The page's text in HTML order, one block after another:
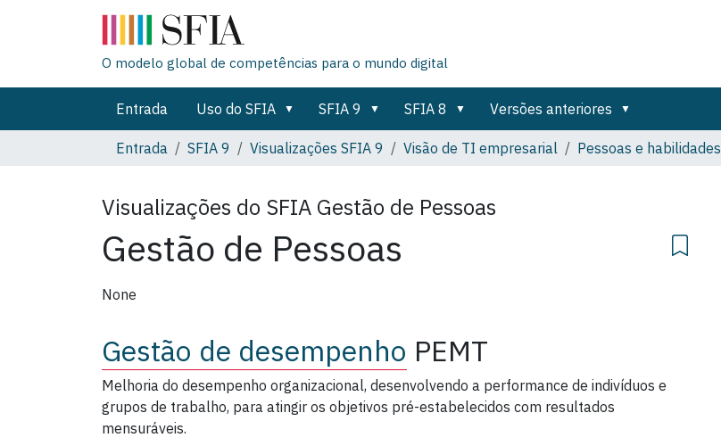
O modelo global de competências para o mundo digital
Entrada Uso do SFIA SFIA 9 SFIA 8 Versões anteriores
Entrada
SFIA 9 Visualizações SFIA 9 Visão de TI empresarial Pessoas e habilidades
Visualizações do SFIA Gestão de Pessoas
Gestão de Pessoas
None
Gestão de desempenho PEMT
Melhoria do desempenho organizacional, desenvolvendo a performance de indivíduos e
grupos de trabalho, para atingir os objetivos pré-estabelecidos com resultados
mensuráveis.